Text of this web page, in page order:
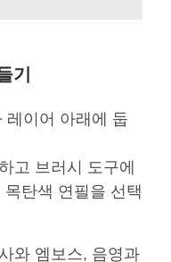
기
레이어 아래에 둡
고 브러시 도구에
탄색 연필을 선택
와 엠보스, 음영과